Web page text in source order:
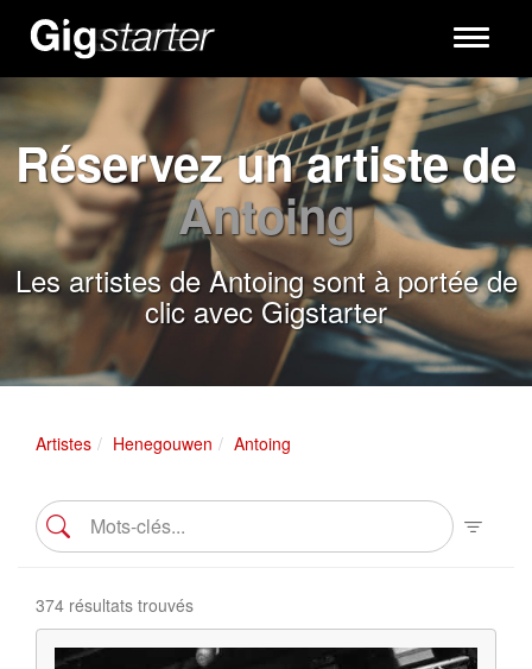
Toggle
Réservez un artiste de
Antoing
Les artistes de Antoing sont à portée de
clic avec Gigstarter
Artistes Henegouwen Antoing
374 résultats trouvés